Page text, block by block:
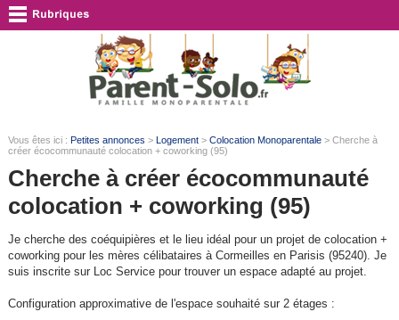
Vous êtes ici : Petites annonces > Logement> Colocation Monoparentale> Cherche à
créer écocommunauté colocation + coworking (95)
Cherche à créer écocommunauté
colocation + coworking (95)
Je cherche des coéquipières et le lieu idéal pour un projet de colocation +
coworking pour les mères célibataires à Cormeilles en Parisis (95240). Je
suis inscrite sur Loc Service pour trouver un espace adapté au projet.
Configuration approximative de l'espace souhaité sur 2 étages :